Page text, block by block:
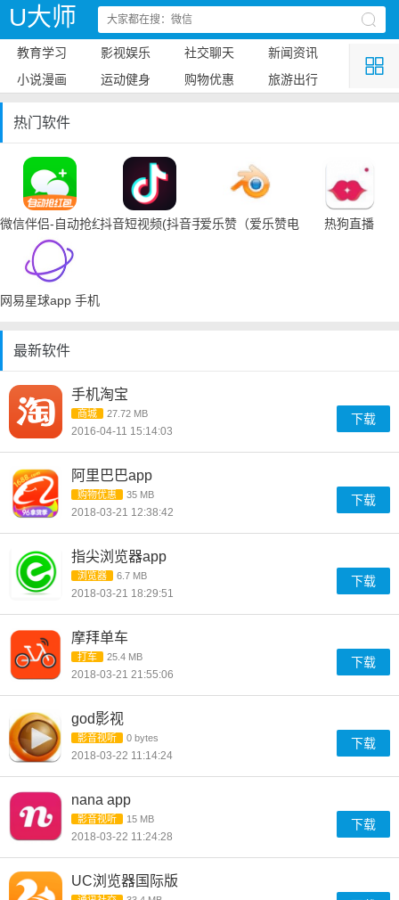
U大师
教育学习 影视娱乐 社交聊天
新闻资讯
小说漫画
运动健身 购物优惠 旅游出行
热门软件
微信伴侣-自动抢红包抖音短视频(抖音手机下载)爱乐赞（爱乐赞电脑手机下载）
热狗直播
网易星球app 手机下载
最新软件
手机淘宝
商城 27.72 MB
2016-04-11 15:14:03
下载
阿里巴巴app
购物优惠 35 MB
2018-03-21 12:38:42
下载
指尖浏览器app
浏览器 6.7 MB
2018-03-21 18:29:51
下载
摩拜单车
打车 25.4 MB
2018-03-21 21:55:06
下载
god影视
影音视听 0 bytes
2018-03-22 11:14:24
下载
nana app
影音视听 15 MB
2018-03-22 11:24:28
下载
UC浏览器国际版